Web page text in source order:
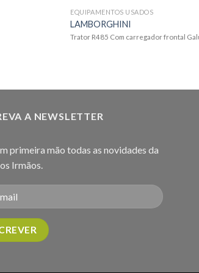
EQUIPAMENTOS USADOS
LAMBORGHINI
Trator R485 Com carregador frontal
A NEWSLETTER
primeira mão todas as novidades da
Irmãos.